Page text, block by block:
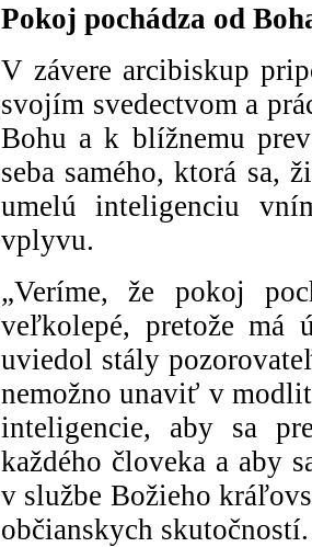
Pokoj pochádza od
V závere arcibiskup
svojím svedectvom a
Bohu a k blížnemu
seba samého, ktorá sa,
umelú inteligenciu
vplyvu.
„Veríme, že pokoj
veľkolepé, pretože má
uviedol stály
nemožno unaviť v
inteligencie, aby sa
každého človeka a aby
v službe Božieho
občianskych skutočností.